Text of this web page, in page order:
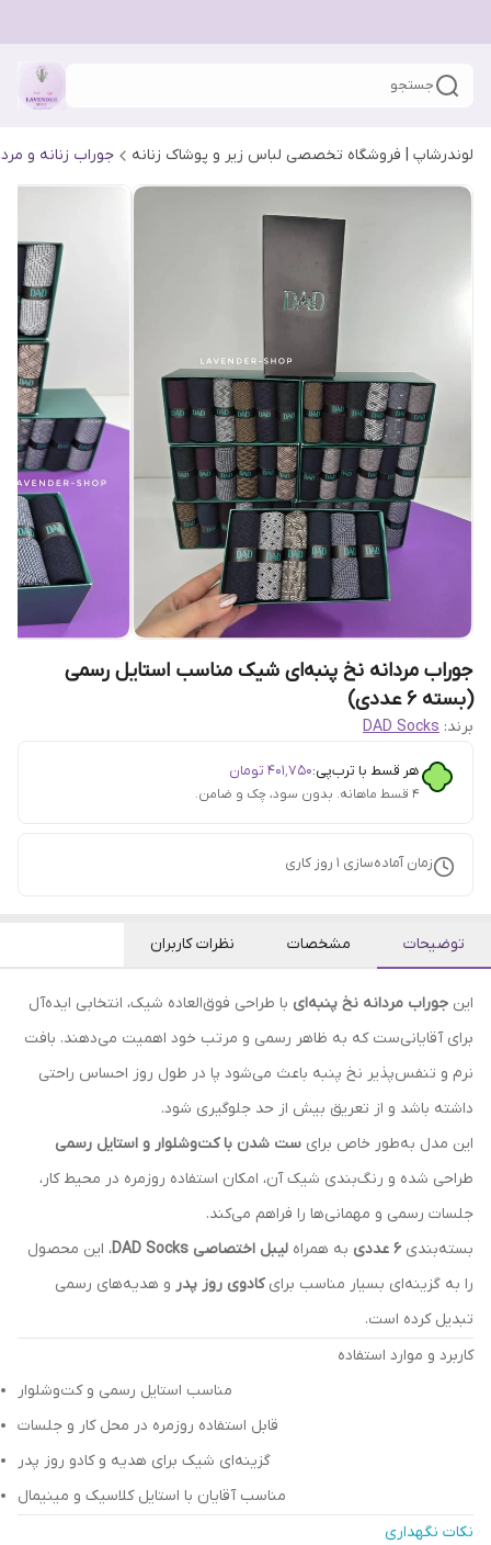
جستجو
لوندرشاپ | فروشگاه تخصصی لباس زیر و پوشاک زنانه جوراب زنانه و
جوراب مردانه نخ پنبه‌ای شیک مناسب استایل رسمی
(بسته ۶ عددی)
برند: DAD Socks
هر قسط با ترب‌پی:۴۰۱٬۷۵۰ تومان
۴ قسط ماهانه. بدون سود، چک و ضامن.
زمان آماده‌سازی 1 روز کاری
توضیحات مشخصات نظرات کاربران
این جوراب مردانه نخ پنبه‌ای با طراحی فوق‌العاده شیک، انتخابی ایده‌آل
برای آقایانی‌ست که به ظاهر رسمی و مرتب خود اهمیت می‌دهند. بافت
نرم و تنفس‌پذیر نخ پنبه باعث می‌شود پا در طول روز احساس راحتی
داشته باشد و از تعریق بیش از حد جلوگیری شود.
این مدل به‌طور خاص برای ست شدن با کت‌وشلوار و استایل رسمی
طراحی شده و رنگ‌بندی شیک آن، امکان استفاده روزمره در محیط کار،
جلسات رسمی و مهمانی‌ها را فراهم می‌کند.
بسته‌بندی ۶ عددی به همراه لیبل اختصاصی DAD Socks
، این محصول
را به گزینه‌ای بسیار مناسب برایکادوی روز پدر و هدیه‌های رسمی
تبدیل کرده است.
کاربرد و موارد استفاده
مناسب استایل رسمی و کت‌وشلوار
قابل استفاده روزمره در محل کار و جلسات
گزینه‌ای شیک برای هدیه و کادو روز پدر
مناسب آقایان با استایل کلاسیک و مینیمال
نکات نگهداری